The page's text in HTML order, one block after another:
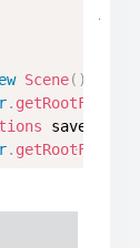
Scene( )
. getRootFile
. getRootFile